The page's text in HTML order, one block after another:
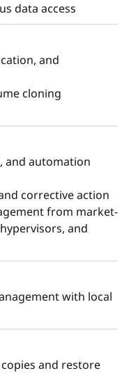
protege su
la nube.
y control
ransomware
y la
de datos
y rápida
nula pérdida
data access
and
cloning
and automation
corrective action
from market-
and
with local
and restore